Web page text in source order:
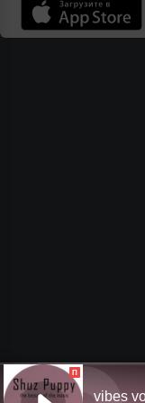
П
vibes